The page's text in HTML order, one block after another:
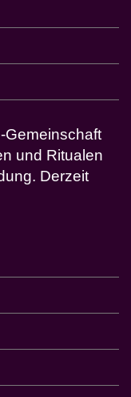
Gemeinschaft
und Ritualen
Derzeit